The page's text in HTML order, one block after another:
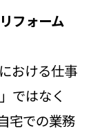
フォーム
おける仕事
ではなく
宅での業務